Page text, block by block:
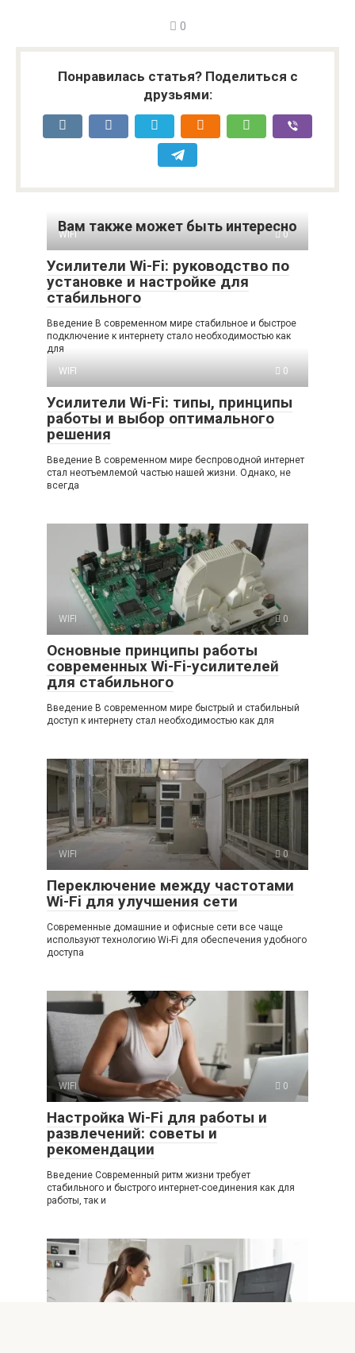
0
Понравилась статья? Поделиться с
друзьями:
Вам также может быть интересно
WIFI 0
Усилители Wi-Fi: руководство по
установке и настройке для
стабильного
Введение В современном мире стабильное и быстрое
подключение к интернету стало необходимостью как
для
WIFI
0
Усилители Wi-Fi: типы, принципы
работы и выбор оптимального
решения
Введение В современном мире беспроводной интернет
стал неотъемлемой частью нашей жизни. Однако, не
всегда
WIFI 0
Основные принципы работы
современных Wi-Fi-усилителей
для стабильного
Введение В современном мире быстрый и стабильный
доступ к интернету стал необходимостью как для
WIFI 0
Переключение между частотами
Wi-Fi для улучшения сети
Современные домашние и офисные сети все чаще
используют технологию Wi-Fi для обеспечения удобного
доступа
WIFI 0
Настройка Wi-Fi для работы и
развлечений: советы и
рекомендации
Введение Современный ритм жизни требует
стабильного и быстрого интернет-соединения как для
работы, так и